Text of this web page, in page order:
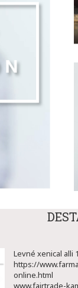
Levné xenical alli
https://
online.html
www.fairtrade-